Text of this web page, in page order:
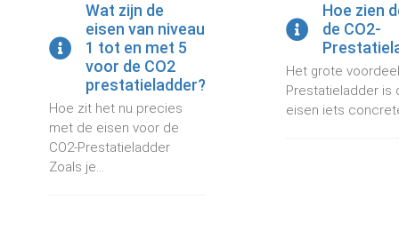
Wat zijn de
eisen van niveau
1 tot en met 5
voor de CO2
prestatieladder?
Hoe zit het nu precies
met de eisen voor de
CO2-Prestatieladder
Zoals je...
Hoe zien
de CO2-
Het grote
Prestatieladder is
eisen iets